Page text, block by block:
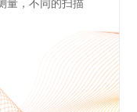
量，不同的扫描